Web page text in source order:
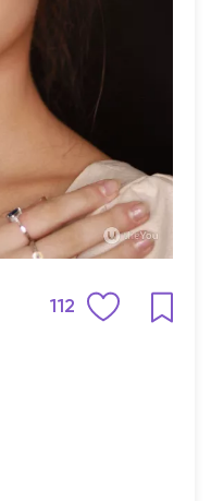
112